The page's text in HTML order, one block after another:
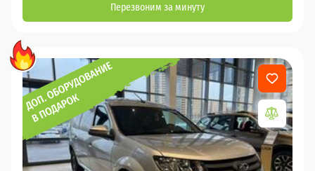
Перезвоним за минуту